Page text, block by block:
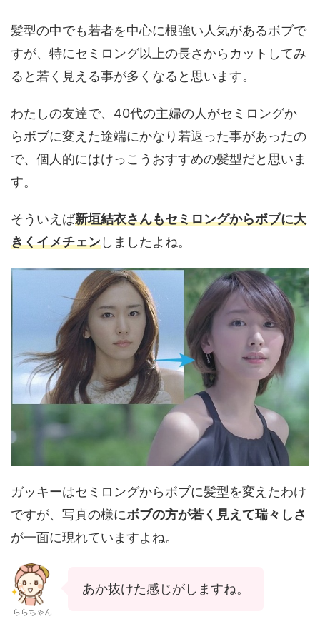
髪型の中でも若者を中心に根強い人気があるボブで
すが、特にセミロング以上の長さからカットしてみ
ると若く見える事が多くなると思います。
わたしの友達で、40代の主婦の人がセミロングか
らボブに変えた途端にかなり若返った事があったの
で、個人的にはけっこうおすすめの髪型だと思いま
す。
そういえば新垣結衣さんもセミロングからボブに大
きくイメチェンしましたよね。
ガッキーはセミロングからボブに髪型を変えたわけ
ですが、写真の様にボブの方が若く見えて瑞々しさ
が一面に現れていますよね。
ららちゃん
あか抜けた感じがしますね。